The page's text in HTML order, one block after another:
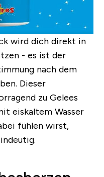
wird dich direkt in
- es ist der
nach dem
Dieser
zu Gelees
eiskaltem Wasser
fühlen wirst,